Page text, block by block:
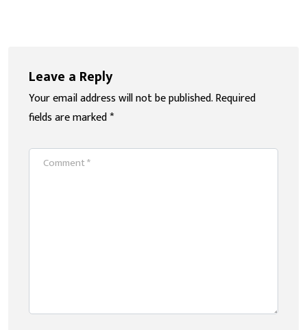
Leave a Reply
Your email address will not be published.Required
fields are marked*